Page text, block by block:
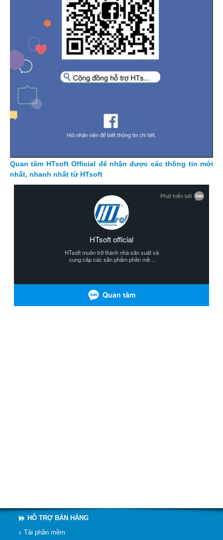
Quan tâm HTsoft Official để nhận được các thông tin mới
nhất, nhanh nhất từ HTsoft
HỖ TRỢ BÁN HÀNG
Tải phần mềm